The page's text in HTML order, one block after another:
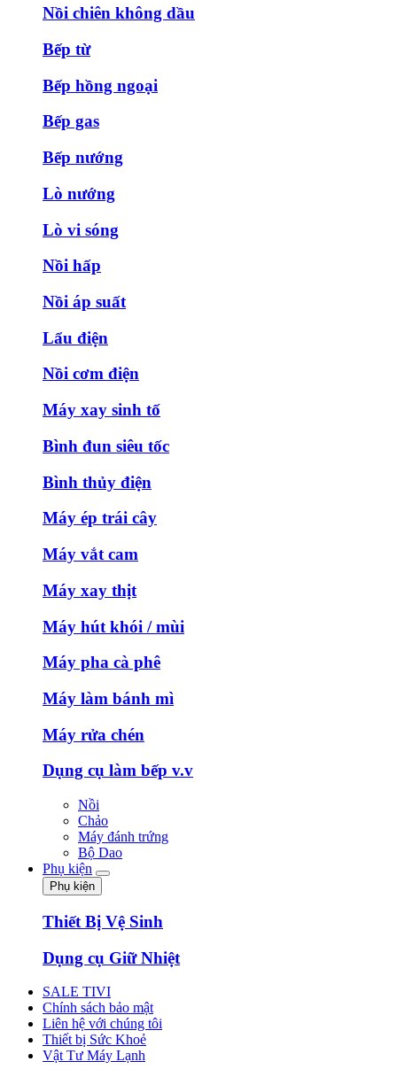
Nồi chiên không dầu
Bếp từ
Bếp hồng ngoại
Bếp gas
Bếp nướng
Lò nướng
Lò vi sóng
Nồi hấp
Nồi áp suất
Lẩu điện
Nồi cơm điện
Máy xay sinh tố
Bình đun siêu tốc
Bình thủy điện
Máy ép trái cây
Máy vắt cam
Máy xay thịt
Máy hút khói / mùi
Máy pha cà phê
Máy làm bánh mì
Máy rửa chén
Dụng cụ làm bếp v.v
Nồi
Chảo
Máy đánh trứng
Bộ Dao
Phụ kiện
Phụ kiện
Thiết Bị Vệ Sinh
Dụng cụ Giữ Nhiệt
SALE TIVI
Chính sách bảo mật
Liên hệ với chúng tôi
Thiết bị Sức Khoẻ
Vật Tư Máy Lạnh